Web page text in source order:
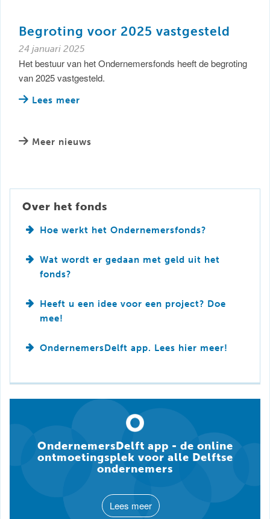
Begroting voor 2025 vastgesteld
24 januari 2025
Het bestuur van het Ondernemersfonds heeft de begroting
van 2025 vastgesteld.
Lees meer
Meer nieuws
Over het fonds
Hoe werkt het Ondernemersfonds?
Wat wordt er gedaan met geld uit het
fonds?
Heeft u een idee voor een project? Doe
mee!
OndernemersDelft app. Lees hier meer!
OndernemersDelft app - de online
ontmoetingsplek voor alle Delftse
ondernemers
Lees meer